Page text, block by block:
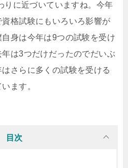
りに近づいていますね。今年
格試験にもいろいろ影響が
身は今年は9つの試験を受け
は3つだけだったのでだいぶ
さらに多くの試験を受ける
ます。
目次